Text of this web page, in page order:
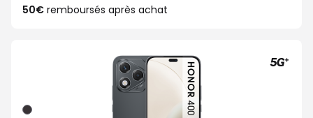
50€ remboursés après achat
Noir